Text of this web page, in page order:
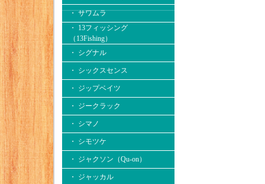
・ サワムラ
・ 13フィッシング
（13Fishing）
・ シグナル
・ シックスセンス
・ ジップベイツ
・ ジークラック
・ シマノ
・ シモツケ
・ ジャクソン（Qu-on）
・ ジャッカル